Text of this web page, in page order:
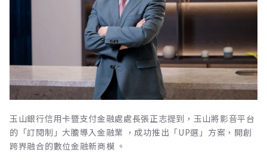
玉山銀行信用卡暨支付金融處處長張正志提到，玉山將影音平台
的「訂閱制」大膽導入金融業 ，成功推出「UP選」方案，開創
跨界融合的數位金融新商模 。